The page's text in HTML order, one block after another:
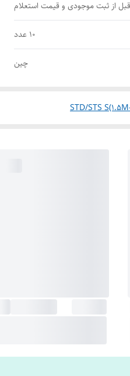
قبل از ثبت موجودی و قیمت استعلام
10 عدد
چین
STD/STS